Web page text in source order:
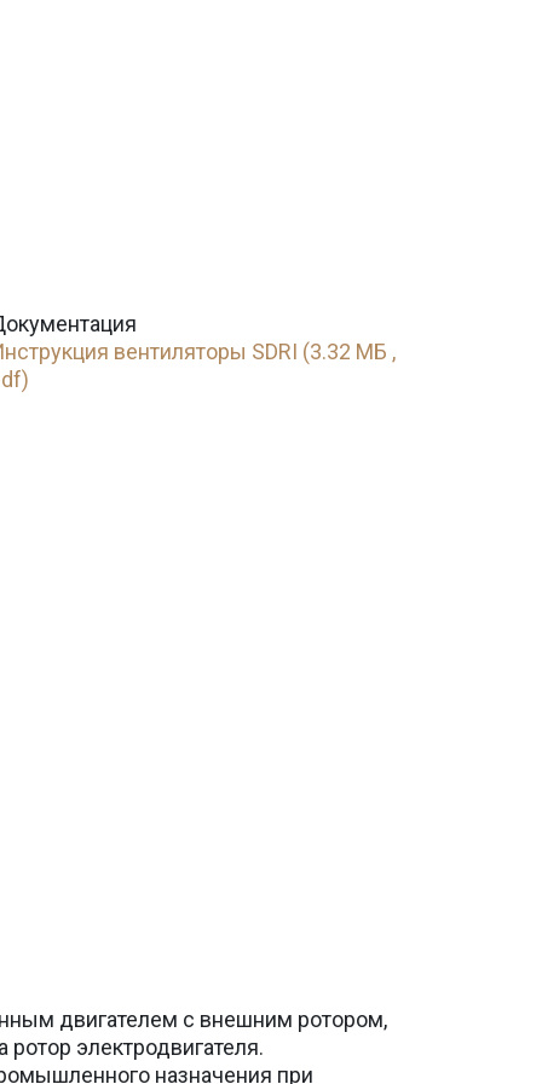
вентиляторы SDRI (3.32 МБ ,
двигателем с внешним ротором,
электродвигателя.
назначения при